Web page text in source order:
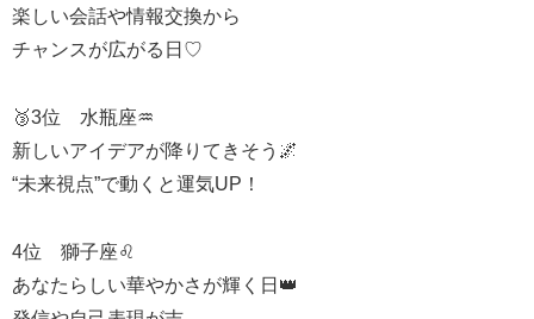
楽しい会話や情報交換から
チャンスが広がる日♡
🥉3位 水瓶座♒
新しいアイデアが降りてきそう🌌
“未来視点”で動くと運気UP！
4位 獅子座♌
あなたらしい華やかさが輝く日👑